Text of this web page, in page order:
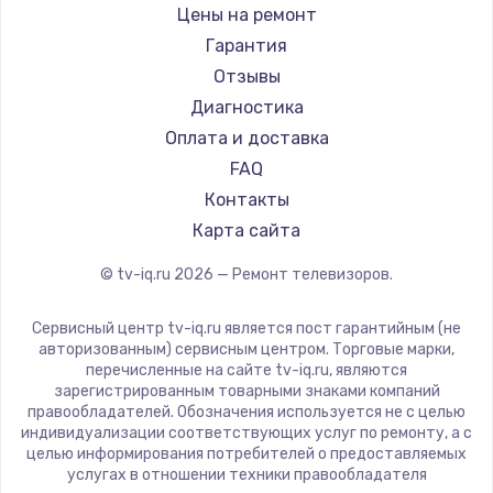
Замена видеокарты
1600 руб.
Ремонт разъема питания
880 руб.
Заказать
Замена видеочипа
Заказать
Замена северного моста
2600 руб.
Заказать
Daewoo
Centek
Telefunken
Hyundai
Doffler
Hiper
Grundig
HITACHI
Yandex
National
iFFALCON
Tuvio
Nord
Цены на ремонт
Гарантия
Отзывы
Диагностика
Оплата и доставка
FAQ
Контакты
Карта сайта
© tv-iq.ru 2026 — Ремонт телевизоров.
Сервисный центр tv-iq.ru является пост гарантийным (не
авторизованным) сервисным центром. Торговые марки,
перечисленные на сайте tv-iq.ru, являются
зарегистрированным товарными знаками компаний
правообладателей. Обозначения используется не с целью
индивидуализации соответствующих услуг по ремонту, а с
целью информирования потребителей о предоставляемых
услугах в отношении техники правообладателя